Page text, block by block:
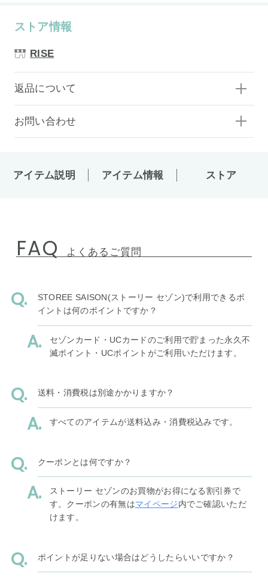
ストア情報
RISE
返品について
お問い合わせ
アイテム説明 アイテム情報 ストア
FAQ よくあるご質問
STOREE SAISON(ストーリー セゾン)で利用できるポ
イントは何のポイントですか？
セゾンカード・UCカードのご利用で貯まった永久不
滅ポイント・UCポイントがご利用いただけます。
送料・消費税は別途かかりますか？
すべてのアイテムが送料込み・消費税込みです。
クーポンとは何ですか？
ストーリー セゾンのお買物がお得になる割引券で
す。クーポンの有無はマイページ内でご確認いただ
けます。
ポイントが足りない場合はどうしたらいいですか？